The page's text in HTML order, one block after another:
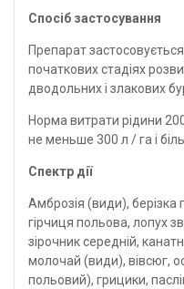
Спосіб застосування
Препарат
початкових стадіях
дводольних і злакових
Норма витрати рідини
не меньше 300 л / га і
Спектр дії
Амброзія (види),
гірчиця польова, лопух
зірочник середній,
молочай (види), вівсюг,
польовий), грицики,